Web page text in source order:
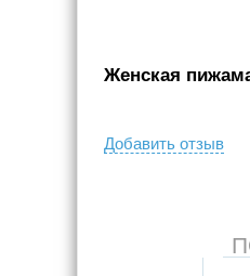
Женская
Добавить отзыв